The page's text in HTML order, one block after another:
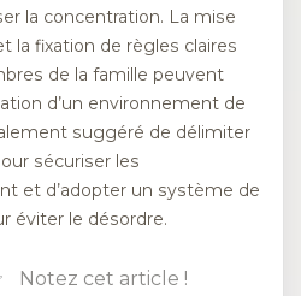
la concentration. La mise
la fixation de règles claires
de la famille peuvent
d’un environnement de
suggéré de délimiter
sécuriser les
et d’adopter un système de
éviter le désordre.
Notez cet article !